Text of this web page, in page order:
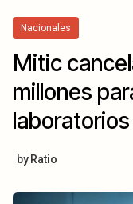
Nacionales
Mitic
millones
by Ratio